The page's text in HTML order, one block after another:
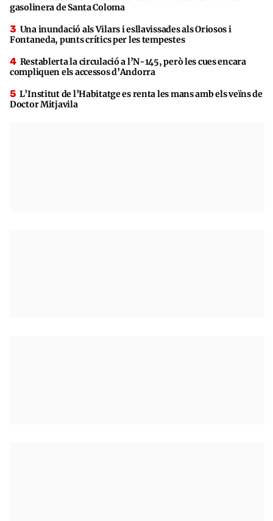
gasolinera de Santa Coloma
Una inundació als Vilars i esllavissades als Oriosos i
Fontaneda, punts crítics per les tempestes
Restablerta la circulació a l’N-145, però les cues encara
compliquen els accessos d’Andorra
L’Institut de l’Habitatge es renta les mans amb els veïns de
Doctor Mitjavila